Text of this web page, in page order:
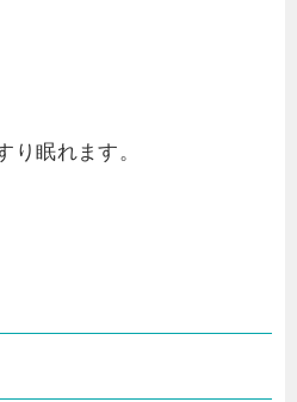
り眠れます。